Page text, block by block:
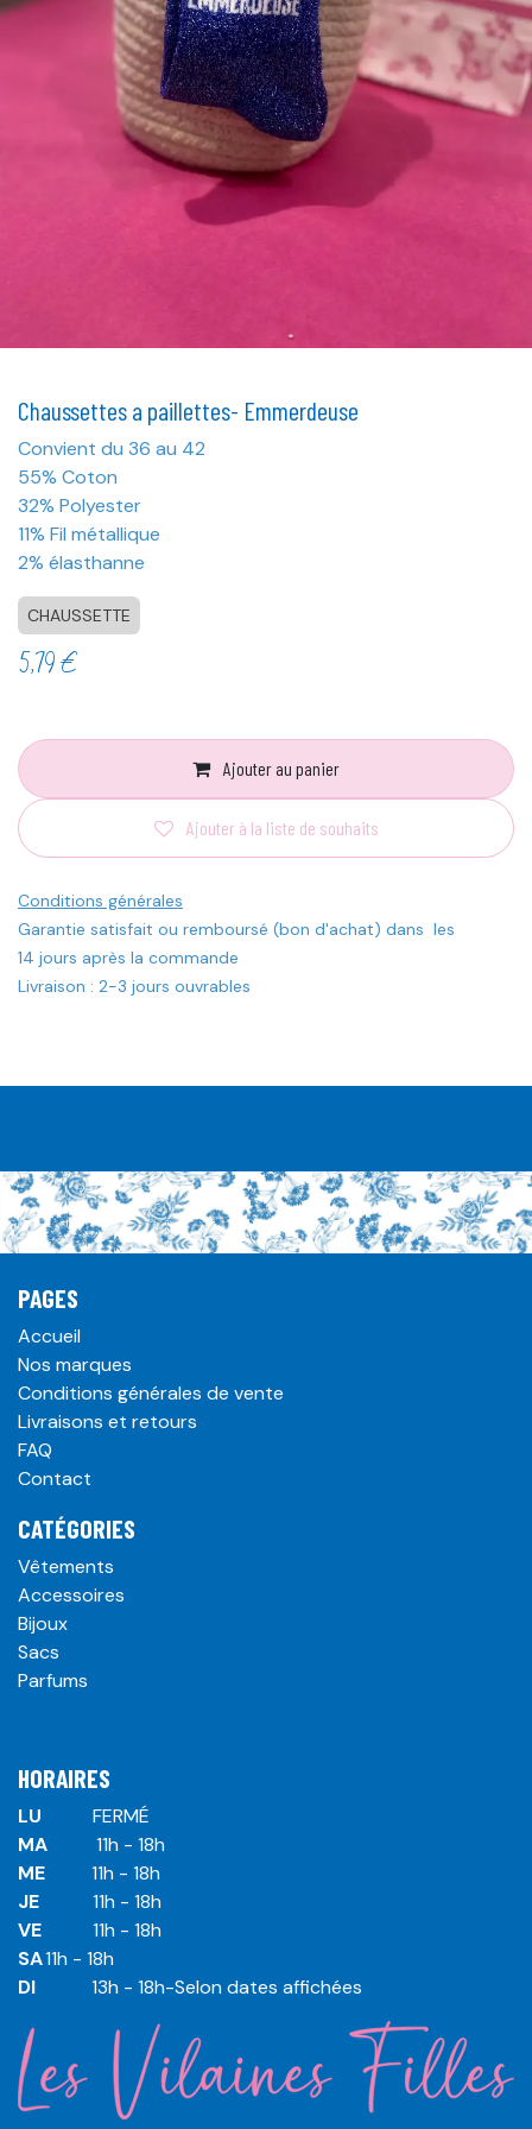
Chaussettes a paillettes- Emmerdeuse
Convient du 36 au 42
55% Coton
32% Polyester
11% Fil métallique
2% élasthanne
CHAUSSETTE
5,79€
Ajouter au panier
Ajouter à la liste de souhaits
Conditions générales
Garantie satisfait ou remboursé (bon d'achat) dans les
14 jours après la commande
Livraison : 2-3 jours ouvrables
PAGES
Accueil
Nos marques
Conditions générales de vente
Livraisons et retours
FAQ
Contact
CATÉGORIES
Vêtements
Accessoires
Bijoux
Sacs
Parfums
HORAIRES
LU
​ ​FERMÉ
MA
​11h - 18h
ME
​11h - 18h
JE
​​11h - 18h
VE
​​​11h - 18h
SA​​​11h - 18h
DI
​​​ 13h - 18h-Selon dates affichées